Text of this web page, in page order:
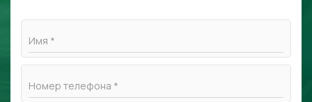
Имя *
Номер телефона *